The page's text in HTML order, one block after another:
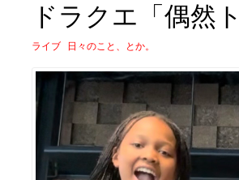
ドラクエ「偶然
ライブ 日々のこと、とか。